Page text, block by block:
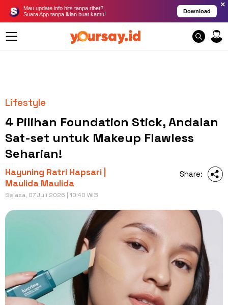
Mau update info hits tanpa ribet?
Suara App tanpa iklan buat kamu!
Download
×
Lifestyle
4 Pilihan Foundation Stick, Andalan
Sat-set untuk Makeup Flawless
Seharian!
Hayuning Ratri Hapsari |
Maulida Maulida
Selasa, 07 Juli 2026 | 10:40 WIB
Share: